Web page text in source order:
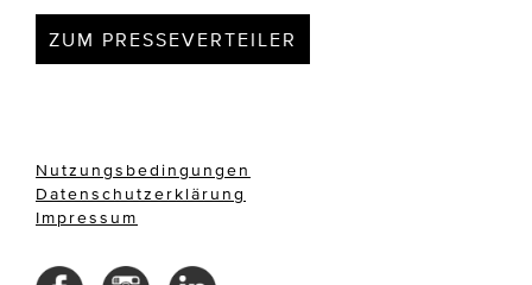
ZUM PRESSEVERTEILER
Nutzungsbedingungen
Datenschutzerklärung
Impressum